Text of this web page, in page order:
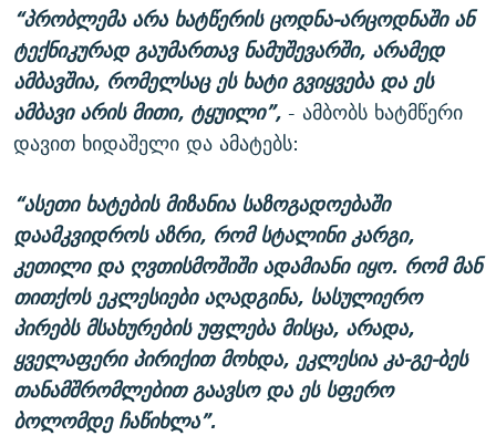
“პრობლემა არა ხატწერის ცოდნა-არცოდნაში ან
ტექნიკურად გაუმართავ ნამუშევარში, არამედ
ამბავშია, რომელსაც ეს ხატი გვიყვება და ეს
ამბავი არის მითი, ტყუილი”,- ამბობს ხატმწერი
დავით ხიდაშელი და ამატებს:
“ასეთი ხატების მიზანია საზოგადოებაში
დაამკვიდროს აზრი, რომ სტალინი კარგი,
კეთილი და ღვთისმოშიში ადამიანი იყო. რომ მან
თითქოს ეკლესიები აღადგინა, სასულიერო
პირებს მსახურების უფლება მისცა, არადა,
ყველაფერი პირიქით მოხდა, ეკლესია კა-გე-ბეს
თანამშრომლებით გაავსო და ეს სფერო
ბოლომდე ჩაწიხლა”.